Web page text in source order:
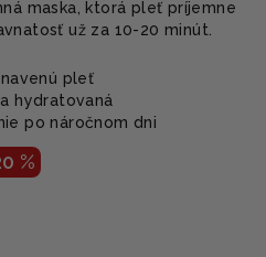
maska, ktorá pleť príjemne
už za 10-20 minút.
pleť
hydratovaná
po náročnom dni
%